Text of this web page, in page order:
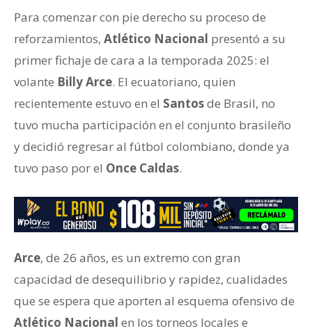
Para comenzar con pie derecho su proceso de
reforzamientos, Atlético Nacional presentó a su
primer fichaje de cara a la temporada 2025: el
volante Billy Arce. El ecuatoriano, quien
recientemente estuvo en el Santosde Brasil, no
tuvo mucha participación en el conjunto brasileño
y decidió regresar al fútbol colombiano, donde ya
tuvo paso por el Once Caldas.
Arce, de 26 años, es un extremo con gran
capacidad de desequilibrio y rapidez, cualidades
que se espera que aporten al esquema ofensivo de
Atlético Nacional en los torneos locales e